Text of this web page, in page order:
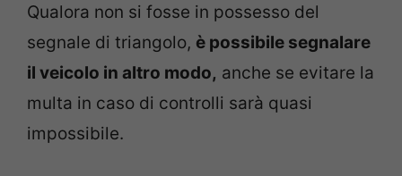
Qualora non si fosse in possesso del
segnale di triangolo, è possibile segnalare
il veicolo in altro modo, anche se evitare la
multa in caso di controlli sarà quasi
impossibile.